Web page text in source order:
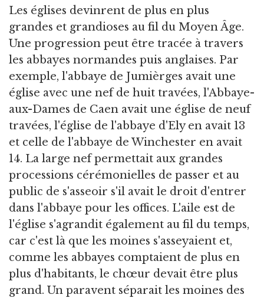
Les églises devinrent de plus en plus
grandes et grandioses au fil du Moyen Âge.
Une progression peut être tracée à travers
les abbayes normandes puis anglaises. Par
exemple, l'abbaye de Jumièrges avait une
église avec une nef de huit travées, l'Abbaye-
aux-Dames de Caen avait une église de neuf
travées, l'église de l'abbaye d'Ely en avait 13
et celle de l'abbaye de Winchester en avait
14. La large nef permettait aux grandes
processions cérémonielles de passer et au
public de s'asseoir s'il avait le droit d'entrer
dans l'abbaye pour les offices. L'aile est de
l'église s'agrandit également au fil du temps,
car c'est là que les moines s'asseyaient et,
comme les abbayes comptaient de plus en
plus d'habitants, le chœur devait être plus
grand. Un paravent séparait les moines des